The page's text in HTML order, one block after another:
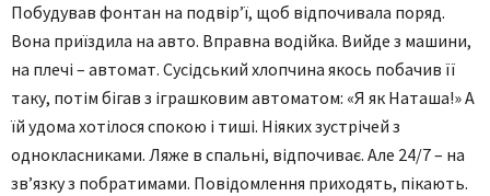
Побудував фонтан на подвір’ї, щоб відпочивала поряд.
Вона приїздила на авто. Вправна водійка. Вийде з машини,
на плечі – автомат. Сусідський хлопчина якось побачив її
таку, потім бігав з іграшковим автоматом: «Я як Наташа!» А
їй удома хотілося спокою і тиші. Ніяких зустрічей з
однокласниками. Ляже в спальні, відпочиває. Але 24/7 – на
зв’язку з побратимами. Повідомлення приходять, пікають.